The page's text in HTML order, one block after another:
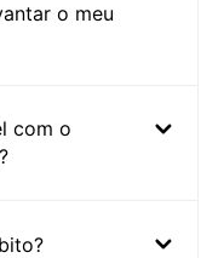
o meu
com o